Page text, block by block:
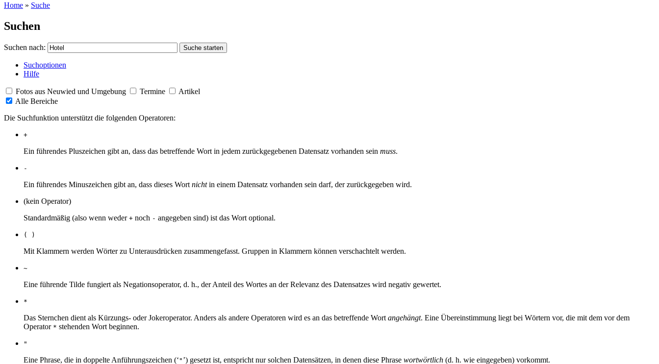
Home » Suche
Suchen
Suchen nach:
Suchoptionen
Hilfe
Fotos aus Neuwied und Umgebung Termine
Artikel
Alle Bereiche
Die Suchfunktion unterstützt die folgenden Operatoren:
+
Ein führendes Pluszeichen gibt an, dass das betreffende Wort in jedem zurückgegebenen Datensatz vorhanden sein muss.
-
Ein führendes Minuszeichen gibt an, dass dieses Wort nichtin einem Datensatz vorhanden sein darf, der zurückgegeben wird.
(kein Operator)
Standardmäßig (also wenn weder + noch - angegeben sind) ist das Wort optional.
( )
Mit Klammern werden Wörter zu Unterausdrücken zusammengefasst. Gruppen in Klammern können verschachtelt werden.
~
Eine führende Tilde fungiert als Negationsoperator, d. h., der Anteil des Wortes an der Relevanz des Datensatzes wird negativ gewertet.
*
Das Sternchen dient als Kürzungs- oder Jokeroperator. Anders als andere Operatoren wird es an das betreffende Wort angehängt. Eine Übereinstimmung liegt bei Wörtern vor, die mit dem vor dem
Operator * stehenden Wort beginnen.
"
Eine Phrase, die in doppelte Anführungszeichen (‘ " ’) gesetzt ist, entspricht nur solchen Datensätzen, in denen diese Phrase wortwörtlich (d. h. wie eingegeben) vorkommt.